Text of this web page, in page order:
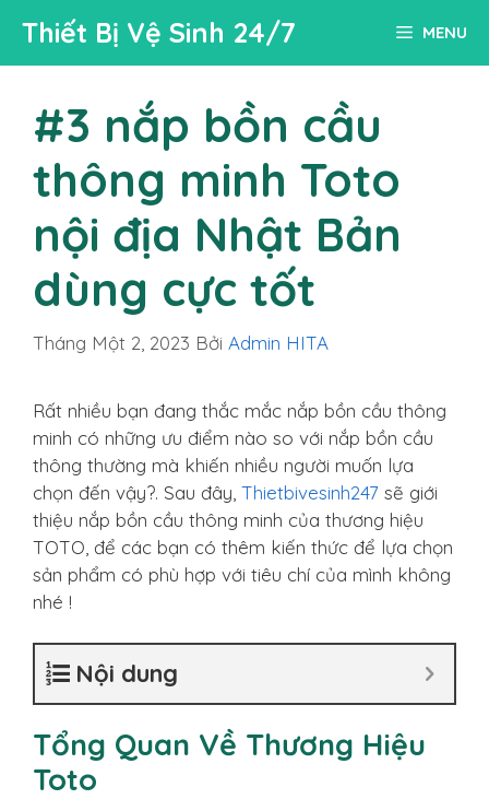
đến
nội
Thiết Bị Vệ Sinh 24/7 MENU
#3 nắp bồn cầu
thông minh Toto
nội địa Nhật Bản
dùng cực tốt
Tháng Một 2, 2023 Bởi Admin HITA
Rất nhiều bạn đang thắc mắc nắp bồn cầu thông
minh có những ưu điểm nào so với nắp bồn cầu
thông thường mà khiến nhiều người muốn lựa
chọn đến vậy?. Sau đây, Thietbivesinh247 sẽ giới
thiệu nắp bồn cầu thông minh của thương hiệu
TOTO, để các bạn có thêm kiến thức để lựa chọn
sản phẩm có phù hợp với tiêu chí của mình không
nhé !
Nội dung
Tổng Quan Về Thương Hiệu
Toto